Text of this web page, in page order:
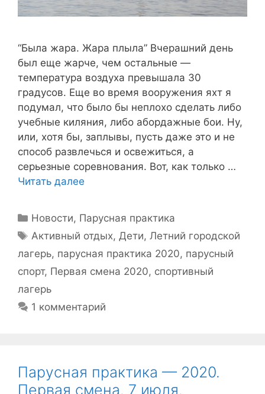
“Была жара. Жара плыла” Вчерашний день
был еще жарче, чем остальные —
температура воздуха превышала 30
градусов. Еще во время вооружения яхт я
подумал, что было бы неплохо сделать либо
учебные киляния, либо абордажные бои. Ну,
или, хотя бы, заплывы, пусть даже это и не
способ развлечься и освежиться, а
серьезные соревнования. Вот, как только …
Читать далее
Рубрики
Новости, Парусная практика
Метки
Активный отдых,Дети,Летний городской
лагерь, парусная практика 2020, парусный
спорт, Первая смена 2020, спортивный
лагерь
1 комментарий
Парусная практика — 2020.
Первая смена. 7 июля.